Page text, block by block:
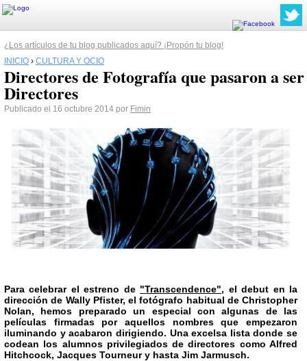
¿Los artículos de tu blog publicados aquí? ¡Propón tu blog!
INICIO › CULTURA Y OCIO
Directores de Fotografía que pasaron a ser
Directores
Publicado el 16 octubre 2014 por Fimin
Para celebrar el estreno de "Transcendence", el debut en la
dirección de Wally Pfister, el fotógrafo habitual de Christopher
Nolan, hemos preparado un especial con algunas de las
películas firmadas por aquellos nombres que empezaron
iluminando y acabaron dirigiendo. Una excelsa lista donde se
codean los alumnos privilegiados de directores como Alfred
Hitchcock, Jacques Tourneur y hasta Jim Jarmusch.